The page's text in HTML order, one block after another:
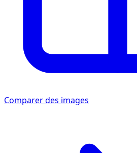
Comparer des images